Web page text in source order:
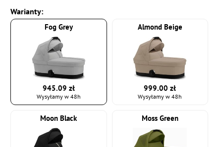
Warianty:
Fog Grey
945.09 zł
Wysyłamy w 48h
Almond Beige
999.00 zł
Wysyłamy w 48h
Moon Black Moss Green